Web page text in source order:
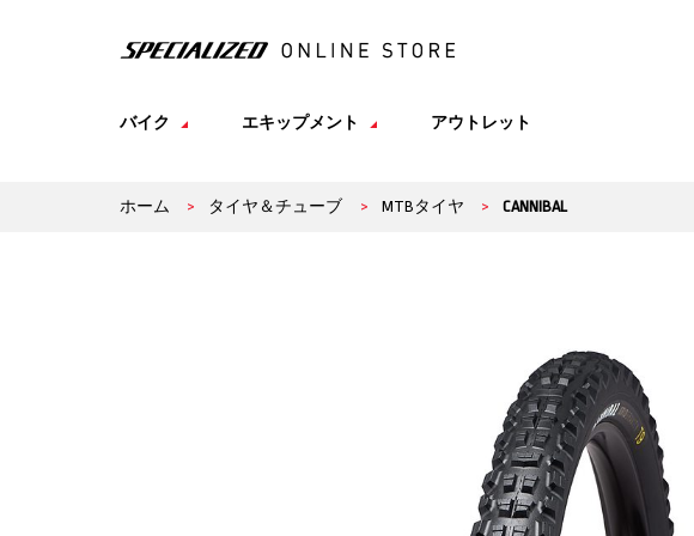
バイク エキップメント アウトレット
ホーム > タイヤ＆チューブ > MTBタイヤ > CANNIBAL